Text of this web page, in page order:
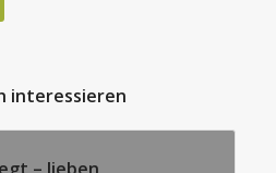
interessieren